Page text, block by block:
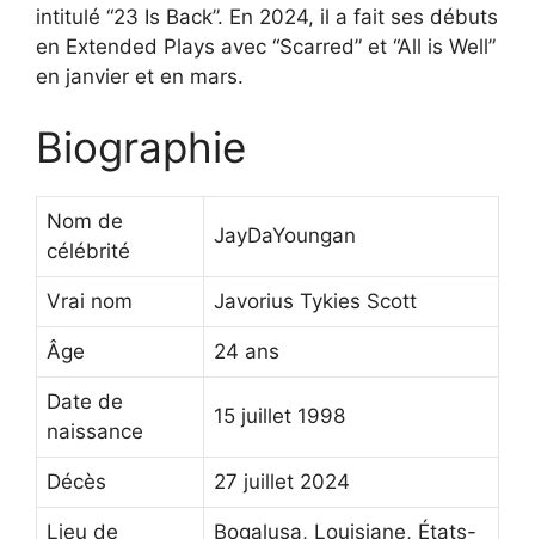
intitulé “23 Is Back”. En 2024, il a fait ses débuts
en Extended Plays avec “Scarred” et “All is Well”
en janvier et en mars.
Biographie
Nom de
célébrité
JayDaYoungan
Vrai nom Javorius Tykies Scott
Âge 24 ans
Date de
naissance
15 juillet 1998
Décès 27 juillet 2024
Lieu de
Bogalusa, Louisiane, États-